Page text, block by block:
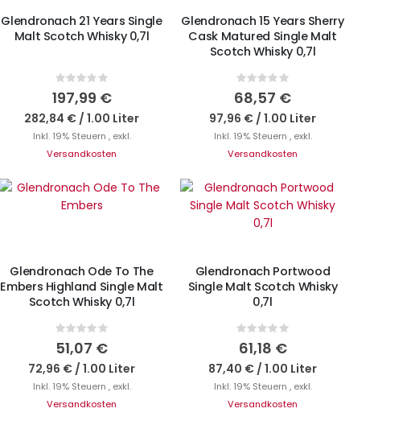
Glendronach 21 Years Single
Malt Scotch Whisky 0,7l
Rating:
0%
197,99 €
282,84 € / 1.00 Liter
Inkl. 19% Steuern , exkl.
Versandkosten
Glendronach 15 Years Sherry
Cask Matured Single Malt
Scotch Whisky 0,7l
Rating:
0%
68,57 €
97,96 € / 1.00 Liter
Inkl. 19% Steuern , exkl.
Versandkosten
IN DEN WARENKORB
Glendronach Ode To The
Embers Highland Single Malt
Scotch Whisky 0,7l
Rating:
0%
51,07 €
72,96 € / 1.00 Liter
Inkl. 19% Steuern , exkl.
Versandkosten
IN DEN WARENKORB
Glendronach Portwood
Single Malt Scotch Whisky
0,7l
Rating:
0%
61,18 €
87,40 € / 1.00 Liter
Inkl. 19% Steuern , exkl.
Versandkosten